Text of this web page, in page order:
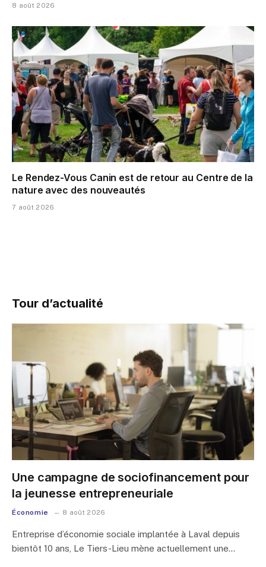
8 août 2026
Le Rendez-Vous Canin est de retour au Centre de la
nature avec des nouveautés
7 août 2026
Tour d’actualité
Une campagne de sociofinancement pour
la jeunesse entrepreneuriale
Économie 8 août 2026
Entreprise d’économie sociale implantée à Laval depuis
bientôt 10 ans, Le Tiers-Lieu mène actuellement une…